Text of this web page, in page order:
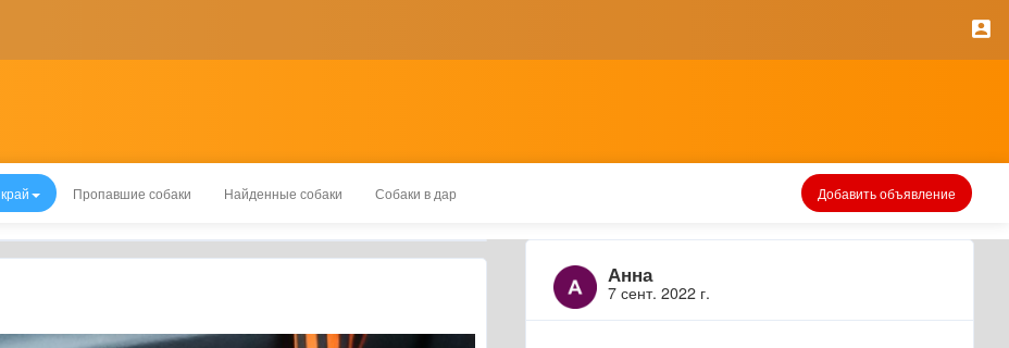
Пропавшие собаки Найденные собаки Собаки в дар Добавить объявление
Анна
7 сент. 2022 г.